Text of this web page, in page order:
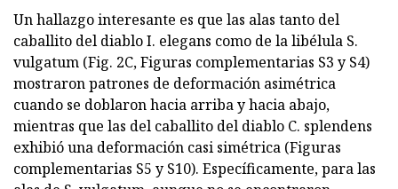
Un hallazgo interesante es que las alas tanto del
caballito del diablo I. elegans como de la libélula S.
vulgatum (Fig. 2C, Figuras complementarias S3 y S4)
mostraron patrones de deformación asimétrica
cuando se doblaron hacia arriba y hacia abajo,
mientras que las del caballito del diablo C. splendens
exhibió una deformación casi simétrica (Figuras
complementarias S5 y S10). Específicamente, para las